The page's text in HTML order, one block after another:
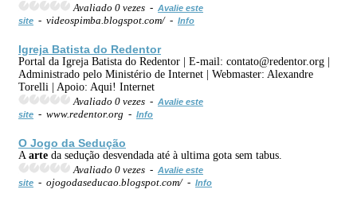
Avaliado 0 vezes - Avalie este
site - videospimba.blogspot.com/ - Info
Igreja Batista do Redentor
Portal da Igreja Batista do Redentor | E-mail: contato@redentor.org |
Administrado pelo Ministério de Internet | Webmaster: Alexandre
Torelli | Apoio: Aqui! Internet
Avaliado 0 vezes - Avalie este
site - www.redentor.org - Info
O Jogo da Sedução
A arte da sedução desvendada até à ultima gota sem tabus.
Avaliado 0 vezes - Avalie este
site - ojogodaseducao.blogspot.com/ - Info